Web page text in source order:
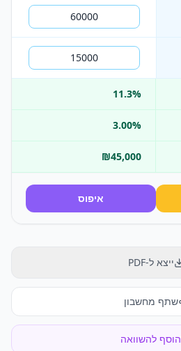
11.3%
3.00%
₪45,000
איפוס
ייצא ל-PDF
שתף מחשבון
הוסף להשוואה